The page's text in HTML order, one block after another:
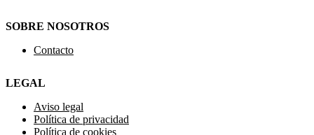
SOBRE NOSOTROS
Contacto
LEGAL
Aviso legal
Política de privacidad
Política de cookies